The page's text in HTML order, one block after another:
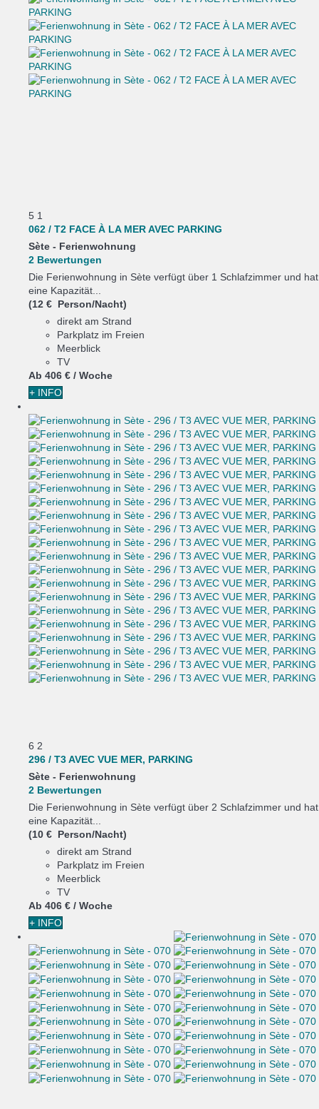
5 1
062 / T2 FACE À LA MER AVEC PARKING
Sète - Ferienwohnung
2 Bewertungen
Die Ferienwohnung in Sète verfügt über 1 Schlafzimmer und hat
eine Kapazität...
(12 € Person/Nacht)
direkt am Strand
Parkplatz im Freien
Meerblick
TV
Ab 406 € / Woche
+ INFO
6 2
296 / T3 AVEC VUE MER, PARKING
Sète - Ferienwohnung
2 Bewertungen
Die Ferienwohnung in Sète verfügt über 2 Schlafzimmer und hat
eine Kapazität...
(10 € Person/Nacht)
direkt am Strand
Parkplatz im Freien
Meerblick
TV
Ab 406 € / Woche
+ INFO